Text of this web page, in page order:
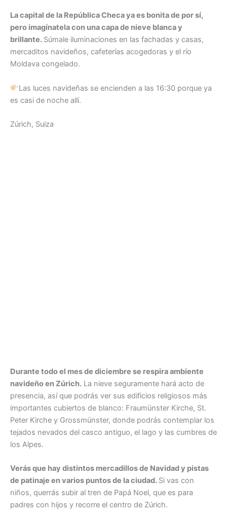
La capital de la República Checa ya es bonita de por sí,
pero imagínatela con una capa de nieve blanca y
brillante. Súmale iluminaciones en las fachadas y casas,
mercaditos navideños, cafeterías acogedoras y el río
Moldava congelado.
Las luces navideñas se encienden a las 16:30 porque ya
es casi de noche allí.
Zúrich, Suiza
Durante todo el mes de diciembre se respira ambiente
navideño en Zúrich. La nieve seguramente hará acto de
presencia, así que podrás ver sus edificios religiosos más
importantes cubiertos de blanco: Fraumünster Kirche, St.
Peter Kirche y Grossmünster, donde podrás contemplar los
tejados nevados del casco antiguo, el lago y las cumbres de
los Alpes.
Verás que hay distintos mercadillos de Navidad y pistas
de patinaje en varios puntos de la ciudad. Si vas con
niños, querrás subir al tren de Papá Noel, que es para
padres con hijos y recorre el centro de Zúrich.